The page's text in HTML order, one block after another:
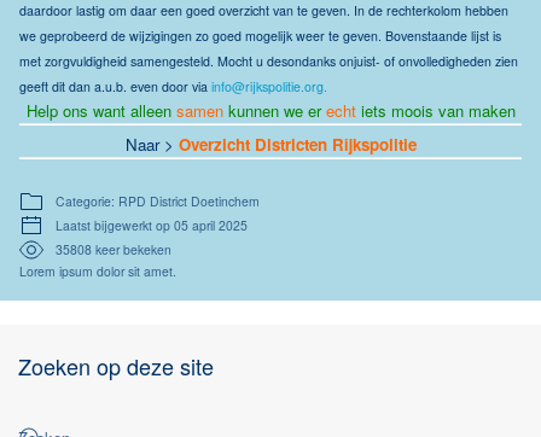
daardoor lastig om daar een goed overzicht van te geven. In de rechterkolom hebben
we geprobeerd de wijzigingen zo goed mogelijk weer te geven. Bovenstaande lijst is
met zorgvuldigheid samengesteld. Mocht u desondanks onjuist- of onvolledigheden zien
geeft dit dan a.u.b. even door via info@rijkspolitie.org.
Help ons want alleen samenkunnen we erechtiets moois van maken
Naar > Overzicht Districten Rijkspolitie
Categorie: RPD District Doetinchem
Laatst bijgewerkt op 05 april 2025
35808 keer bekeken
Lorem ipsum dolor sit amet.
Zoeken op deze site